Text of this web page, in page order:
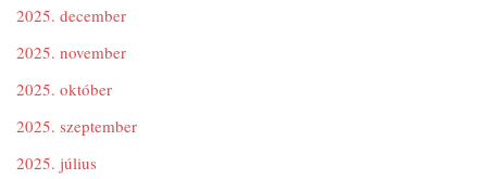
2025. december
2025. november
2025. október
2025. szeptember
2025. július